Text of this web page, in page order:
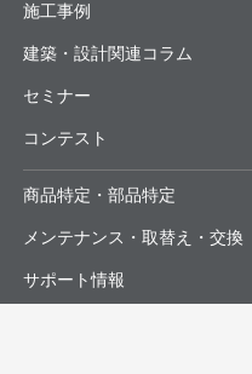
施工事例
建築・設計関連コラム
セミナー
コンテスト
商品特定・部品特定
メンテナンス・取替え・交換
サポート情報